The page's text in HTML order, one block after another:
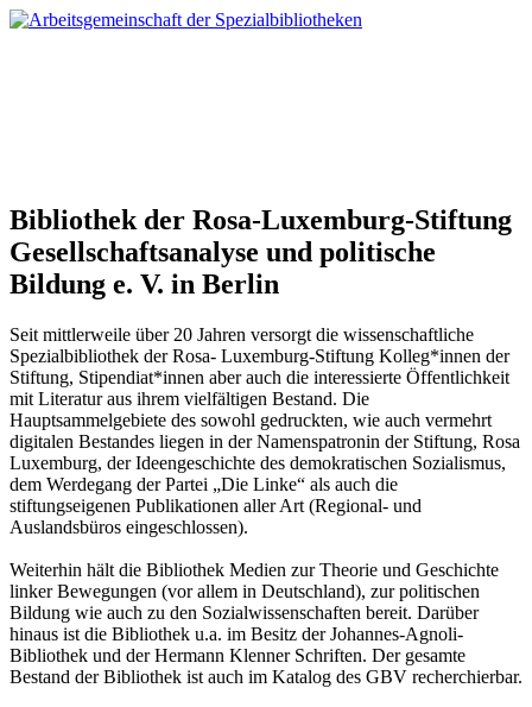
Bibliothek der Rosa-Luxemburg-Stiftung
Gesellschaftsanalyse und politische
Bildung e. V. in Berlin
Seit mittlerweile über 20 Jahren versorgt die wissenschaftliche
Spezialbibliothek der Rosa- Luxemburg-Stiftung Kolleg*innen der
Stiftung, Stipendiat*innen aber auch die interessierte Öffentlichkeit
mit Literatur aus ihrem vielfältigen Bestand. Die
Hauptsammelgebiete des sowohl gedruckten, wie auch vermehrt
digitalen Bestandes liegen in der Namenspatronin der Stiftung, Rosa
Luxemburg, der Ideengeschichte des demokratischen Sozialismus,
dem Werdegang der Partei „Die Linke“ als auch die
stiftungseigenen Publikationen aller Art (Regional- und
Auslandsbüros eingeschlossen).
Weiterhin hält die Bibliothek Medien zur Theorie und Geschichte
linker Bewegungen (vor allem in Deutschland), zur politischen
Bildung wie auch zu den Sozialwissenschaften bereit. Darüber
hinaus ist die Bibliothek u.a. im Besitz der Johannes-Agnoli-
Bibliothek und der Hermann Klenner Schriften. Der gesamte
Bestand der Bibliothek ist auch im Katalog des GBV recherchierbar.